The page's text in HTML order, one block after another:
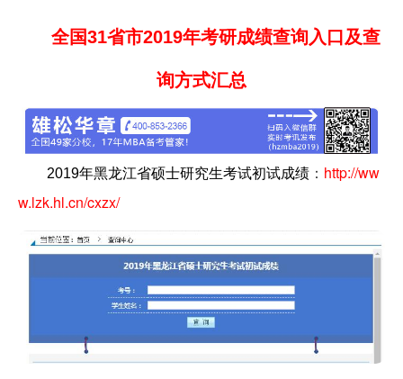
全国31省市2019年考研成绩查询入口及查
询方式汇总
2019年黑龙江省硕士研究生考试初试成绩： http://ww
w.lzk.hl.cn/cxzx/